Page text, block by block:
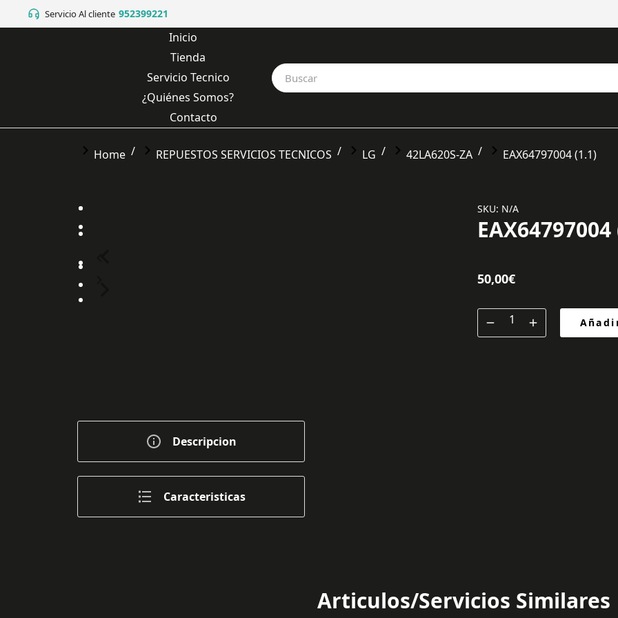
Servicio Al cliente 952399221
Inicio
Tienda
Servicio Tecnico
¿Quiénes Somos?
Contacto
You are here:
Home REPUESTOS SERVICIOS TECNICOS LG 42LA620S-ZA EAX64797004 (1.1)
SKU: N/A
EAX64797004
50,00€
Descripcion
Caracteristicas
Articulos/Servicios Similares